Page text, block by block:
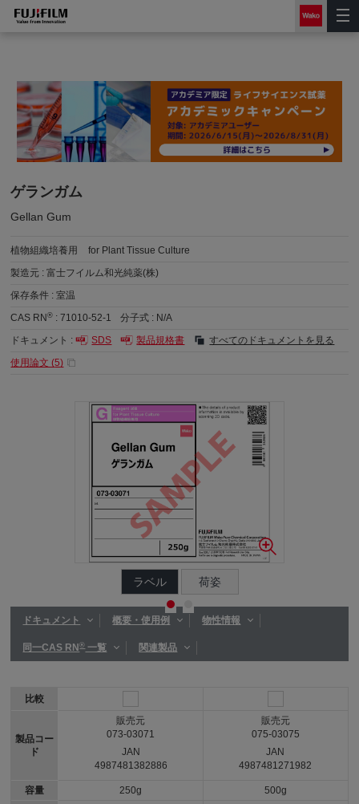
ゲランガム
Gellan Gum
植物組織培養用
for Plant Tissue Culture
製造元 :富士フイルム和光純薬(株)
保存条件 :室温
CAS RN® :71010-52-1 分子式 : N/A
ドキュメント :
SDS 製品規格書
すべてのドキュメントを見る
使用論文 (5)
ラベル 荷姿
ドキュメント 概要・使用例 物性情報
同一CAS RN®一覧 関連製品
比較
製品コー
ド
容量
販売元
073-03071
JAN
4987481382886
250g
販売元
075-03075
JAN
4987481271982
500g